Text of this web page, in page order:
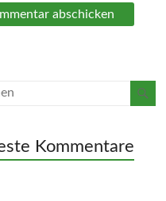
Kommentare